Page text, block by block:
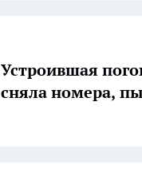
Устроившая
сняла номера,